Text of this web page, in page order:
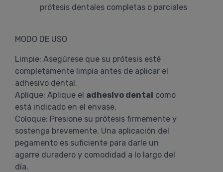
prótesis dentales completas o parciales
MODO DE USO
Limpie: Asegúrese que su prótesis esté
completamente limpia antes de aplicar el
adhesivo dental.
Aplique: Aplique el adhesivo dental como
está indicado en el envase.
Coloque: Presione su prótesis firmemente y
sostenga brevemente. Una aplicación del
pegamento es suficiente para darle un
agarre duradero y comodidad a lo largo del
día.